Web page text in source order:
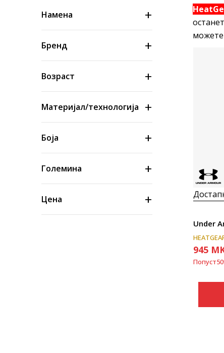
Намена
Бренд
Возраст
Материјал/технологија
Боја
Големина
Цена
можете
Under
945
Попуст50